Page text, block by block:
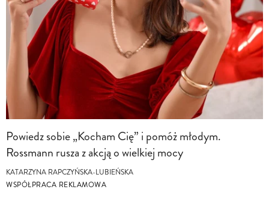
Powiedz sobie „Kocham Cię” i pomóż młodym.
Rossmann rusza z akcją o wielkiej mocy
KATARZYNA RAPCZYŃSKA-LUBIEŃSKA
WSPÓŁPRACA REKLAMOWA